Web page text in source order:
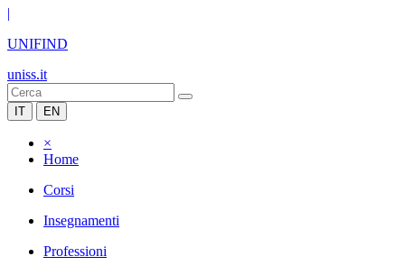
|
UNIFIND
uniss.it
IT EN
×
Home
Corsi
Insegnamenti
Professioni